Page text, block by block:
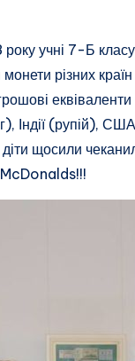
року учні 7-Б
різних
Індії (рупій),
щосили